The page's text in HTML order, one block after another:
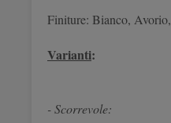
Finiture: Bianco,
Varianti:
- Scorrevole: